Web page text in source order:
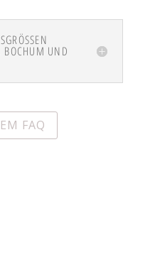
F
UND U
FAQ